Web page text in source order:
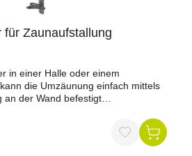
für Zaunaufstallung
in einer Halle oder einem
die Umzäunung einfach mittels
an der Wand befestigt
enthalten.Material: Metall